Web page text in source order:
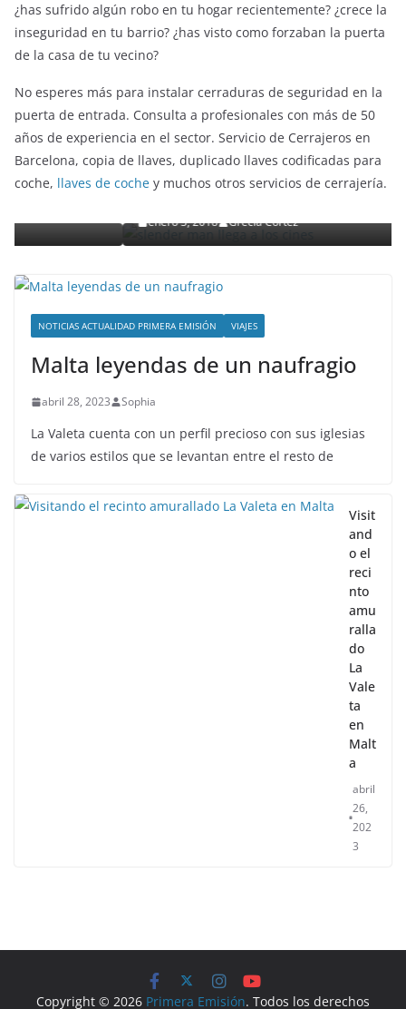
¿has sufrido algún robo en tu hogar recientemente? ¿crece la
inseguridad en tu barrio? ¿has visto como forzaban la puerta
de la casa de tu vecino?
No esperes más para instalar cerraduras de seguridad en la
puerta de entrada. Consulta a profesionales con más de 50
años de experiencia en el sector. Servicio de Cerrajeros en
Barcelona, copia de llaves, duplicado llaves codificadas para
coche, llaves de coche y muchos otros servicios de cerrajería.
ENTRETENIMIENTO Y CURIOSIDADES LIBROS CINE Y TV
Slender Man llega al cine y te mostramos
detalles
enero 3, 2018 Grecia Cortez
NOTICIAS ACTUALIDAD PRIMERA EMISIÓN VIAJES
Malta leyendas de un naufragio
abril 28, 2023 Sophia
La Valeta cuenta con un perfil precioso con sus iglesias
de varios estilos que se levantan entre el resto de
Visit
and
o el
reci
nto
amu
ralla
do
La
Vale
ta
en
Malt
a
abril
26,
202
3
Copyright © 2026 Primera Emisión. Todos los derechos